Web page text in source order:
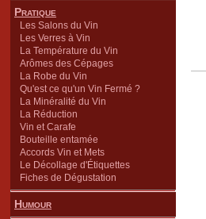
Pratique
Les Salons du Vin
Les Verres à Vin
La Température du Vin
Arômes des Cépages
La Robe du Vin
Qu'est ce qu'un Vin Fermé ?
La Minéralité du Vin
La Réduction
Vin et Carafe
Bouteille entamée
Accords Vin et Mets
Le Décollage d'Étiquettes
Fiches de Dégustation
Humour